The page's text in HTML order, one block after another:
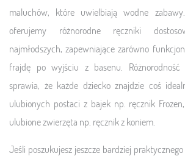
maluchów, które uwielbiają wodne
oferujemy różnorodne ręczniki
najmłodszych, zapewniające zarówno
frajdę po wyjściu z basenu.
sprawia, że każde dziecko znajdzie coś
ulubionych postaci z bajek np. ręcznik
ulubione zwierzęta np. ręcznik z koniem.
Jeśli poszukujesz jeszcze bardziej